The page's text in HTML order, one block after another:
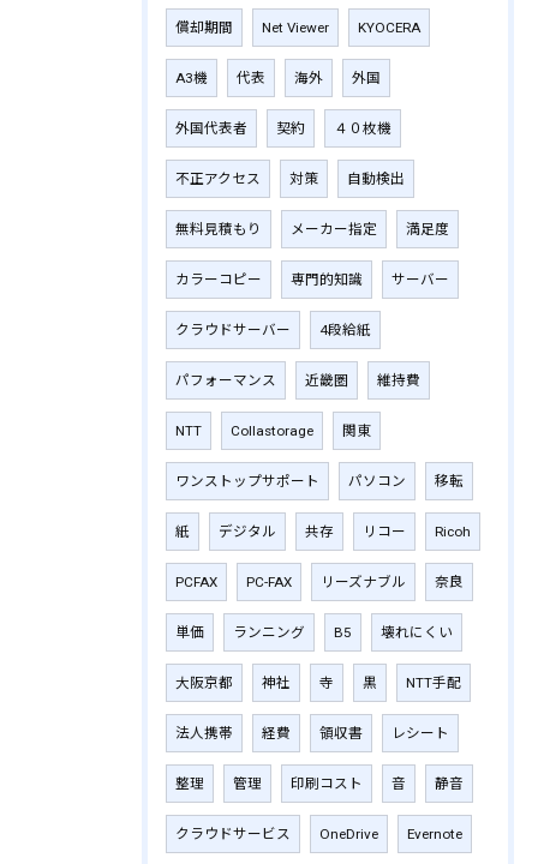
償却期間 Net Viewer KYOCERA
A3機 代表 海外 外国
外国代表者 契約 ４０枚機
不正アクセス 対策 自動検出
無料見積もり メーカー指定 満足度
カラーコピー 専門的知識 サーバー
クラウドサーバー 4段給紙
パフォーマンス 近畿圏 維持費
NTT Collastorage 関東
ワンストップサポート パソコン 移転
紙 デジタル 共存 リコー Ricoh
PCFAX PC-FAX リーズナブル 奈良
単価 ランニング B5 壊れにくい
大阪京都 神社 寺 黒 NTT手配
法人携帯 経費 領収書 レシート
整理 管理 印刷コスト 音 静音
クラウドサービス OneDrive Evernote